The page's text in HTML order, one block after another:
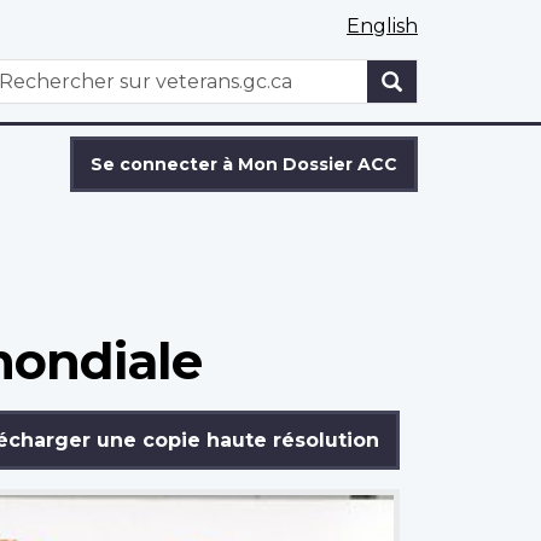
English
WxT
Se connecter à Mon Dossier ACC
une copie haute résolution